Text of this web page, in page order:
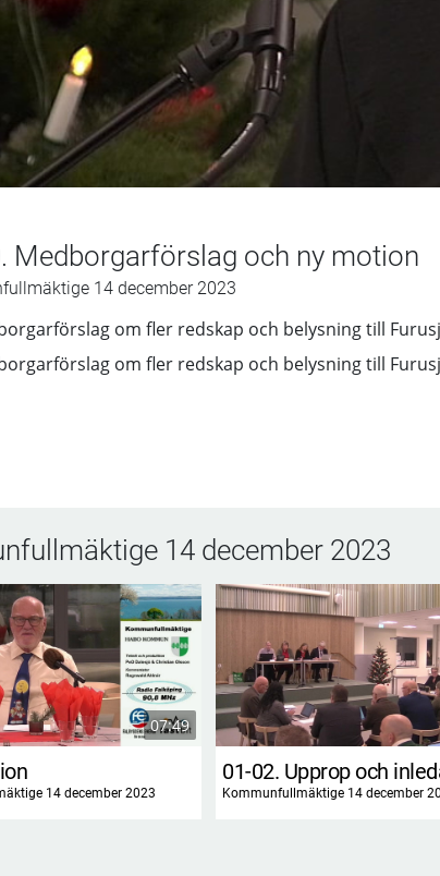
Medborgarförslag och ny motion
14 december 2023
om fler redskap och belysning till
om fler redskap och belysning till
14 december 2023
07:49
14 december 2023 Kommunfullmäktige 14 december